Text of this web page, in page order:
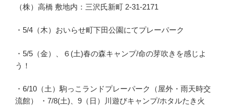
（株）高橋 敷地内：三沢氏新町 2-31-2171
・5/4（木）おいらせ町下田公園にてプレーパーク
・5/5（金）、６(土)春の森キャンプ/命の芽吹きを感じよ
う！
・6/10（土）駒っこランドプレーパーク（屋外・雨天時交
流館） ・7/8(土)、9（日）川遊びキャンプ/ホタルたき火